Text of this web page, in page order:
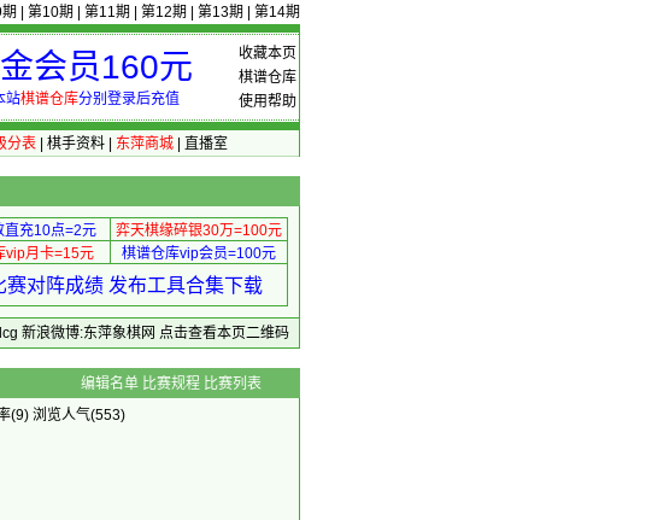
第10期 第11期 第12期 第13期 第14期
收藏本页
棋谱仓库
使用帮助
会员160元
站棋谱仓库分别登录后充值
分表| 棋手资料| 东萍商城| 直播室
直充10点=2元
弈天棋缘碎银30万=100元
vip月卡=15元 棋谱仓库vip会员=100元
对阵成绩 发布工具合集下载
新浪微博:东萍象棋网 点击查看本页二维码
快棋组 编辑名单 比赛规程 比赛列表
(9) 浏览人气(553)